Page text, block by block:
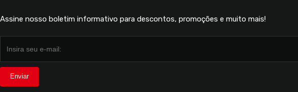
Assine nosso boletim informativo para descontos, promoções e muito mais!